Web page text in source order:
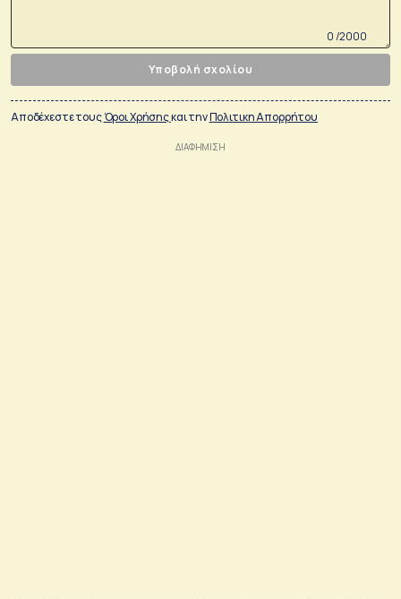
0 /2000
Υποβολή σχολίου
Αποδέχεστε τουςΌροι Χρήσηςκαι τηνΠολιτικη Απορρήτου